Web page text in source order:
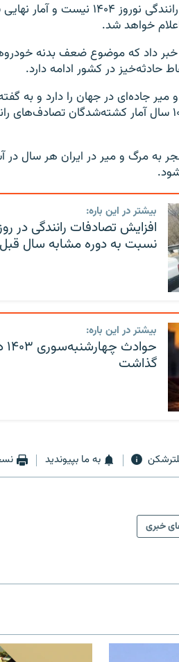
به گفته او، این آمار نهایی حوادث
خواهد شد.
داد که موضوع ضعف بدنه
حادثه‌خیز در کشور ادامه دارد.
و میر جاده‌ای در جهان را دارد و به
به مرگ و میر در ایران هر سال در
بیشتر در این باره:
نسبت به دوره مشابه سال قبل
بیشتر در این باره:
گذاشت
به ما بپیوندید
خبری